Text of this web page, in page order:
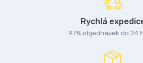
Rychlá
97% objednávek do 24